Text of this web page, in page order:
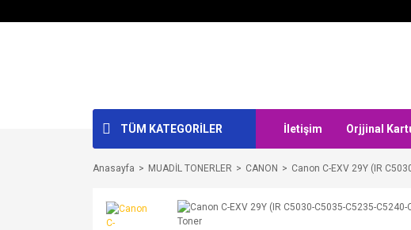
TÜM KATEGORİLER İletişim Orjjinal
Anasayfa MUADİL TONERLER CANON Canon C-EXV 29Y (IR